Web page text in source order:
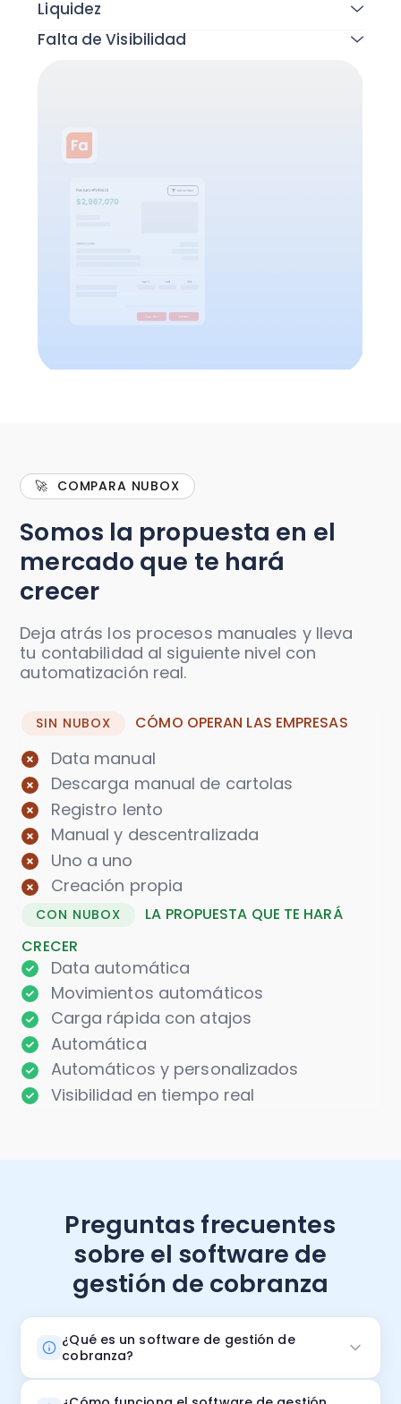
Liquidez
Falta de Visibilidad
🚀 COMPARA NUBOX
Somos la propuesta en el
mercado que te hará
crecer
Deja atrás los procesos manuales y lleva
tu contabilidad al siguiente nivel con
automatización real.
SIN NUBOX CÓMO OPERAN LAS EMPRESAS
Data manual
Descarga manual de cartolas
Registro lento
Manual y descentralizada
Uno a uno
Creación propia
CON NUBOX
LA PROPUESTA QUE TE HARÁ
CRECER
Data automática
Movimientos automáticos
Carga rápida con atajos
Automática
Automáticos y personalizados
Visibilidad en tiempo real
Preguntas frecuentes
sobre el software de
gestión de cobranza
¿Qué es un software de gestión de
cobranza?